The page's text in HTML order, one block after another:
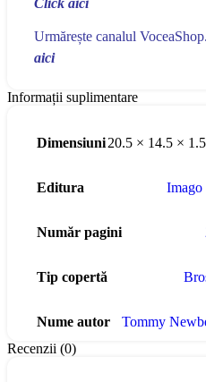
Urmărește canalul
aici
Informații suplimentare
Dimensiuni20.5 × 14.5 ×
Editura Imago
Număr pagini
Tip copertă
Nume autor
Tommy
Recenzii (0)